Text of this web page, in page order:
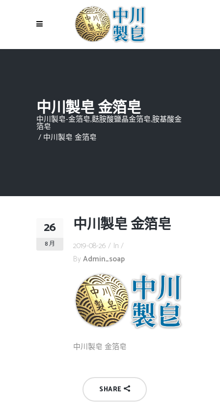
中川製皂 金箔皂
中川製皂-金箔皂,麩胺酸鹽晶金箔皂,胺基酸金
箔皂
/ 中川製皂 金箔皂
26
8 月
中川製皂 金箔皂
2019-08-26
In
By Admin_soap
中川製皂 金箔皂
SHARE